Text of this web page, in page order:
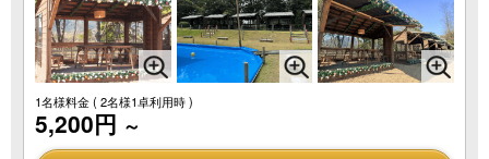
1名様料金( 2名様1卓利用時 )
5,200円 ～